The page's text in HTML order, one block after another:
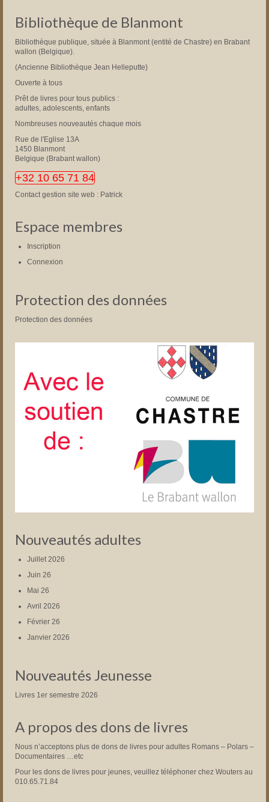
Bibliothèque de Blanmont
Bibliothèque publique, située à Blanmont (entité de Chastre) en Brabant
wallon (Belgique).
(Ancienne Bibliothèque Jean Helleputte)
Ouverte à tous
Prêt de livres pour tous publics :
adultes, adolescents, enfants
Nombreuses nouveautés chaque mois
Rue de l'Eglise 13A
1450 Blanmont
Belgique (Brabant wallon)
+32 10 65 71 84
Contact gestion site web : Patrick
Espace membres
Inscription
Connexion
Protection des données
Protection des données
Nouveautés adultes
Juillet 2026
Juin 26
Mai 26
Avril 2026
Février 26
Janvier 2026
Nouveautés Jeunesse
Livres 1er semestre 2026
A propos des dons de livres
Nous n’acceptons plus de dons de livres pour adultes Romans – Polars –
Documentaires …etc
Pour les dons de livres pour jeunes, veuillez téléphoner chez Wouters au
010.65.71.84